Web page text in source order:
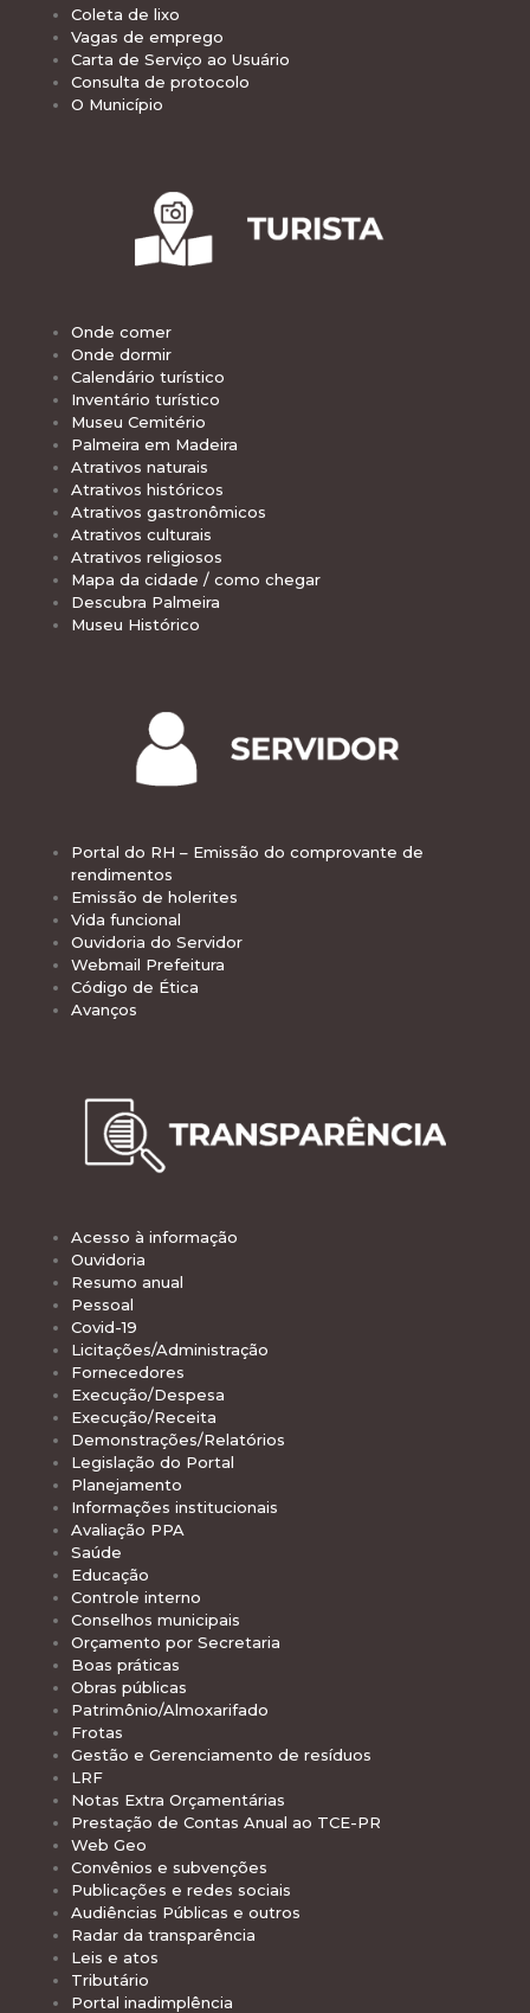
Coleta de lixo
Vagas de emprego
Carta de Serviço ao Usuário
Consulta de protocolo
O Município
Onde comer
Onde dormir
Calendário turístico
Inventário turístico
Museu Cemitério
Palmeira em Madeira
Atrativos naturais
Atrativos históricos
Atrativos gastronômicos
Atrativos culturais
Atrativos religiosos
Mapa da cidade / como chegar
Descubra Palmeira
Museu Histórico
Portal do RH – Emissão do comprovante de
rendimentos
Emissão de holerites
Vida funcional
Ouvidoria do Servidor
Webmail Prefeitura
Código de Ética
Avanços
Acesso à informação
Ouvidoria
Resumo anual
Pessoal
Covid-19
Licitações/Administração
Fornecedores
Execução/Despesa
Execução/Receita
Demonstrações/Relatórios
Legislação do Portal
Planejamento
Informações institucionais
Avaliação PPA
Saúde
Educação
Controle interno
Conselhos municipais
Orçamento por Secretaria
Boas práticas
Obras públicas
Patrimônio/Almoxarifado
Frotas
Gestão e Gerenciamento de resíduos
LRF
Notas Extra Orçamentárias
Prestação de Contas Anual ao TCE-PR
Web Geo
Convênios e subvenções
Publicações e redes sociais
Audiências Públicas e outros
Radar da transparência
Leis e atos
Tributário
Portal inadimplência